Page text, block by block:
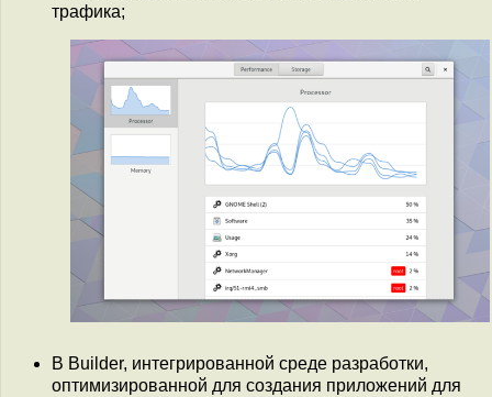
трафика;
В Builder, интегрированной среде разработки,
оптимизированной для создания приложений для